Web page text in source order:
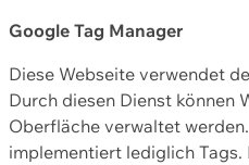
Google Tag Manager
Diese Webseite verwendet
Durch diesen Dienst können
Oberfläche verwaltet
implementiert lediglich Tags.